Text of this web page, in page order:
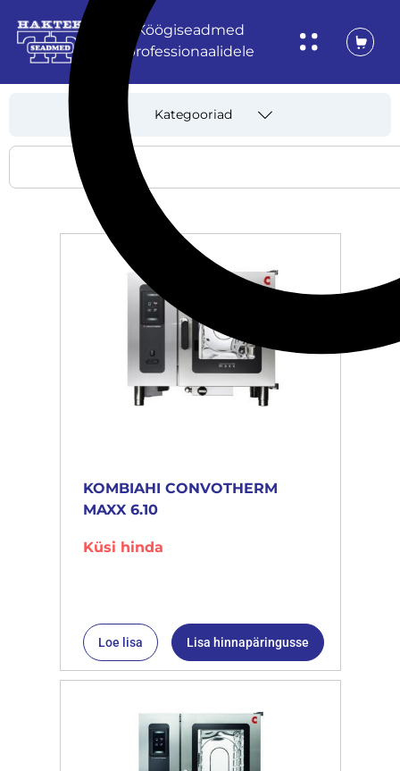
Köögiseadmed
professionaalidele
Kategooriad
KOMBIAHI CONVOTHERM
MAXX 6.10
Küsi hinda
Loe lisa Lisa hinnapäringusse